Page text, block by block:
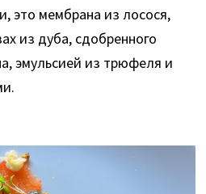
это мембрана из лосося,
из дуба, сдобренного
эмульсией из трюфеля и